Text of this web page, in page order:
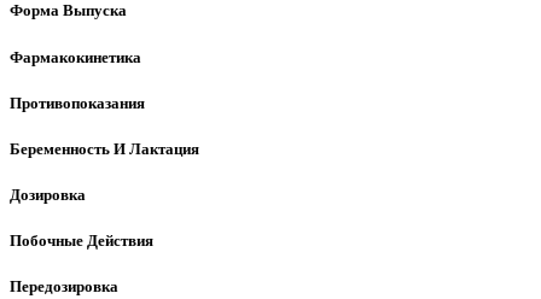
Форма Выпуска
Фармакокинетика
Противопоказания
Беременность И Лактация
Дозировка
Побочные Действия
Передозировка